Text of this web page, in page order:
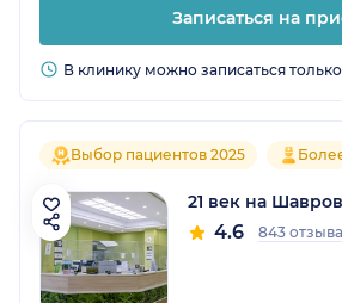
Записаться на
В клинику можно записаться
Выбор пациентов 2025
21 век на
4.6 843 отзыва